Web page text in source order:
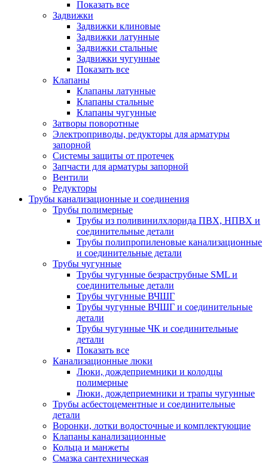
Показать все
Задвижки
Задвижки клиновые
Задвижки латунные
Задвижки стальные
Задвижки чугунные
Показать все
Клапаны
Клапаны латунные
Клапаны стальные
Клапаны чугунные
Затворы поворотные
Электроприводы, редукторы для арматуры
запорной
Системы защиты от протечек
Запчасти для арматуры запорной
Вентили
Редукторы
Трубы канализационные и соединения
Трубы полимерные
Трубы из поливинилхлорида ПВХ, НПВХ и
соединительные детали
Трубы полипропиленовые канализационные
и соединительные детали
Трубы чугунные
Трубы чугунные безраструбные SML и
соединительные детали
Трубы чугунные ВЧШГ
Трубы чугунные ВЧШГ и соединительные
детали
Трубы чугунные ЧК и соединительные
детали
Показать все
Канализационные люки
Люки, дождеприемники и колодцы
полимерные
Люки, дождеприемники и трапы чугунные
Трубы асбестоцементные и соединительные
детали
Воронки, лотки водосточные и комплектующие
Клапаны канализационные
Кольца и манжеты
Смазка сантехническая